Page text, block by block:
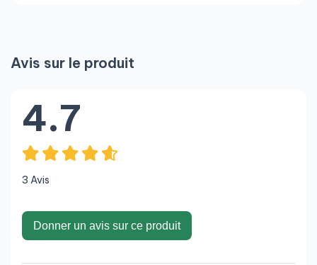
Avis sur le produit
4.7
3 Avis
Donner un avis sur ce produit